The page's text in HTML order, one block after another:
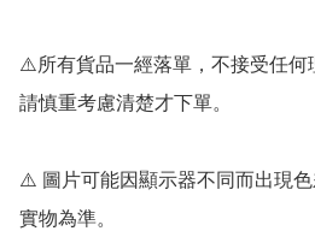
⚠️所有貨品一經落單，不接受任何
請慎重考慮清楚才下單。
⚠️ 圖片可能因顯示器不同而出現
實物為準。